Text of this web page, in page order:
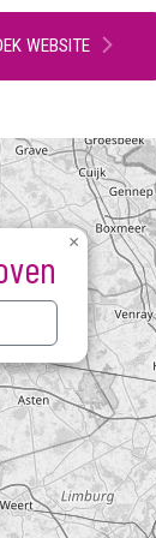
WEBSITE
×